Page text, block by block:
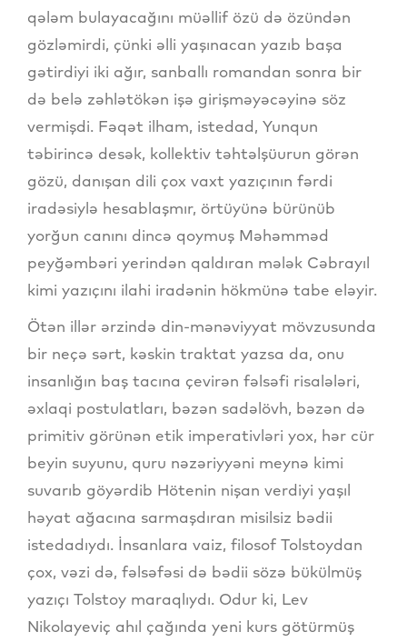
qələm bulayacağını müəllif özü də özündən
gözləmirdi, çünki əlli yaşınacan yazıb başa
gətirdiyi iki ağır, sanballı romandan sonra bir
də belə zəhlətökən işə girişməyəcəyinə söz
vermişdi. Fəqət ilham, istedad, Yunqun
təbirincə desək, kollektiv təhtəlşüurun görən
gözü, danışan dili çox vaxt yazıçının fərdi
iradəsiylə hesablaşmır, örtüyünə bürünüb
yorğun canını dincə qoymuş Məhəmməd
peyğəmbəri yerindən qaldıran mələk Cəbrayıl
kimi yazıçını ilahi iradənin hökmünə tabe eləyir.
Ötən illər ərzində din-mənəviyyat mövzusunda
bir neçə sərt, kəskin traktat yazsa da, onu
insanlığın baş tacına çevirən fəlsəfi risalələri,
əxlaqi postulatları, bəzən sadəlövh, bəzən də
primitiv görünən etik imperativləri yox, hər cür
beyin suyunu, quru nəzəriyyəni meynə kimi
suvarıb göyərdib Hötenin nişan verdiyi yaşıl
həyat ağacına sarmaşdıran misilsiz bədii
istedadıydı. İnsanlara vaiz, filosof Tolstoydan
çox, vəzi də, fəlsəfəsi də bədii sözə bükülmüş
yazıçı Tolstoy maraqlıydı. Odur ki, Lev
Nikolayeviç ahıl çağında yeni kurs götürmüş